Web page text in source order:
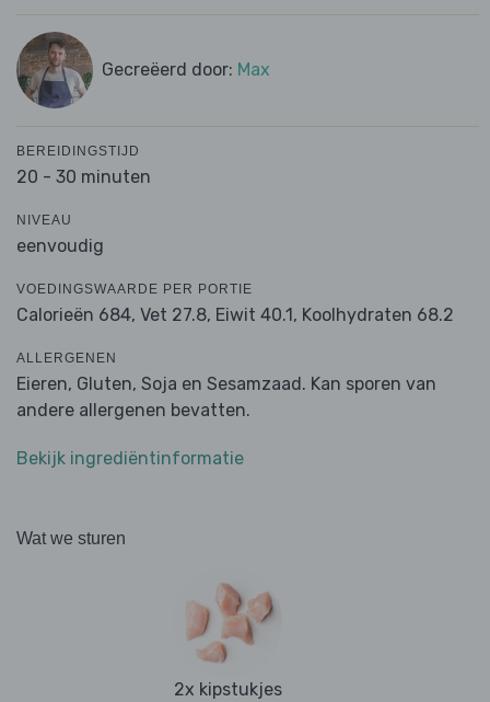
Gecreëerd door: Max
BEREIDINGSTIJD
20 - 30 minuten
NIVEAU
eenvoudig
VOEDINGSWAARDE PER PORTIE
Calorieën 684, Vet 27.8, Eiwit 40.1, Koolhydraten 68.2
ALLERGENEN
Eieren, Gluten, Soja en Sesamzaad. Kan sporen van
andere allergenen bevatten.
Bekijk ingrediëntinformatie
Wat we sturen
2x kipstukjes